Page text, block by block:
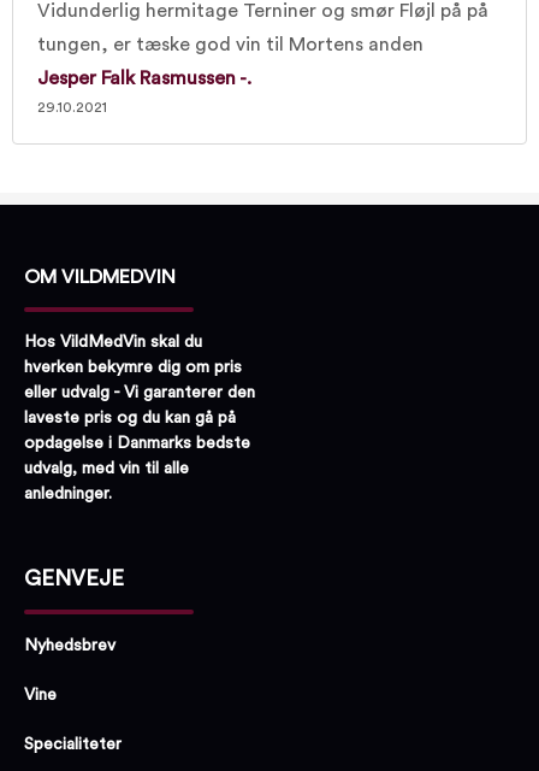
Vidunderlig hermitage Terniner og smør Fløjl på på
tungen, er tæske god vin til Mortens anden
Jesper Falk Rasmussen -.
29.10.2021
OM VILDMEDVIN
Hos VildMedVin skal du
hverken bekymre dig om pris
eller udvalg - Vi garanterer den
laveste pris og du kan gå på
opdagelse i Danmarks bedste
udvalg, med vin til alle
anledninger.
GENVEJE
Nyhedsbrev
Vine
Specialiteter